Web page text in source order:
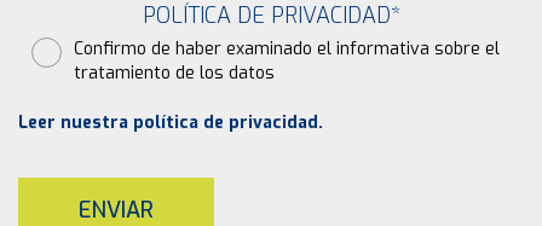
POLÍTICA DE PRIVACIDAD*
Confirmo de haber examinado el informativa sobre el
tratamiento de los datos
Leer nuestra política de privacidad.
ENVIAR